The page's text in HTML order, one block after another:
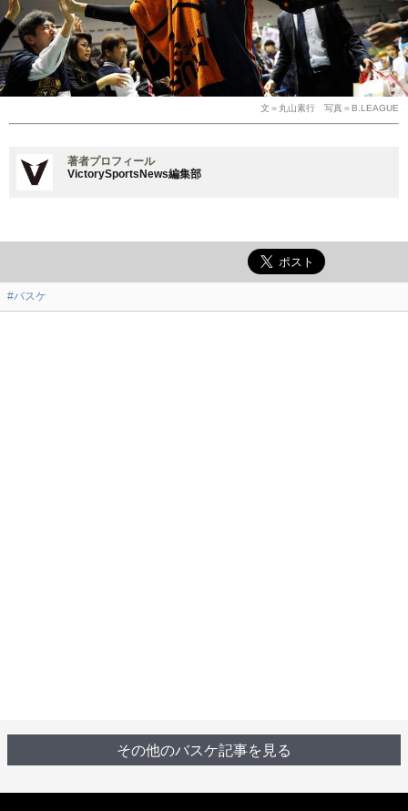
文＝丸山素行 写真＝B.LEAGUE
著者プロフィール
VictorySportsNews編集部
#バスケ
その他のバスケ記事を見る